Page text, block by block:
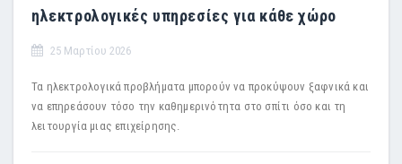
ηλεκτρολογικές υπηρεσίες για κάθε χώρο
25 Μαρτίου 2026
Τα ηλεκτρολογικά προβλήματα μπορούν να προκύψουν ξαφνικά και
να επηρεάσουν τόσο την καθημερινότητα στο σπίτι όσο και τη
λειτουργία μιας επιχείρησης.